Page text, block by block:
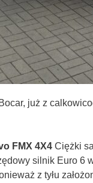
już z
FMX 4X4 Ciężki
silnik Euro
z tyłu